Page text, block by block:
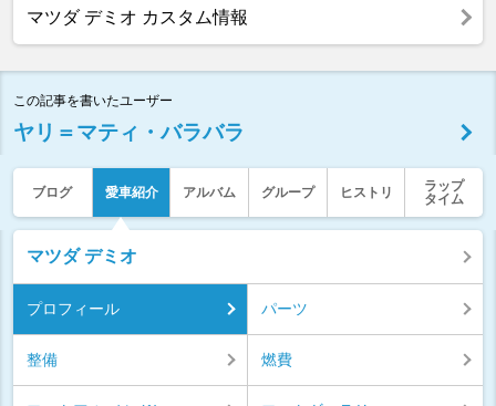
マツダ デミオ カスタム情報
この記事を書いたユーザー
ヤリ＝マティ・バラバラ
ブログ 愛車紹介 アルバム グループ ヒストリ
ラップ
タイム
マツダ デミオ
プロフィール パーツ
整備 燃費